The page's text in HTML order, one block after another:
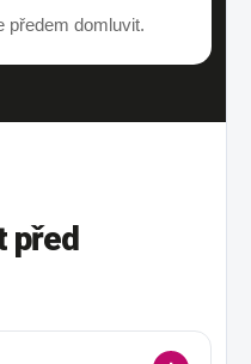
předem domluvit.
před